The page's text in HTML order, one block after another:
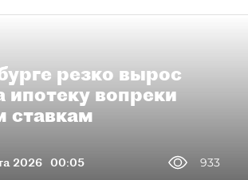
резко вырос
ипотеку вопреки
ставкам
2026 00:05
933